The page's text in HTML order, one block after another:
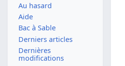
Au hasard
Aide
Bac à Sable
Derniers articles
Dernières
modifications